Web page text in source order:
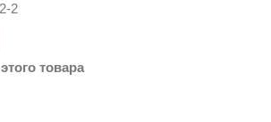
2
товара